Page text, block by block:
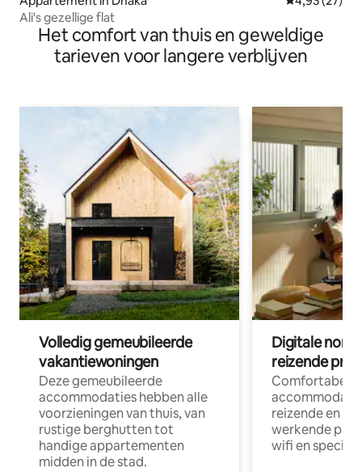
Ali's gezellige flat
Het comfort van thuis en geweldige
tarieven voor langere verblijven
Volledig gemeubileerde
vakantiewoningen
Deze gemeubileerde
accommodaties hebben alle
voorzieningen van thuis, van
rustige berghutten tot
handige appartementen
midden in de stad.
Digitale
reizende
Comfortabele
reizende en
werkende
wifi en